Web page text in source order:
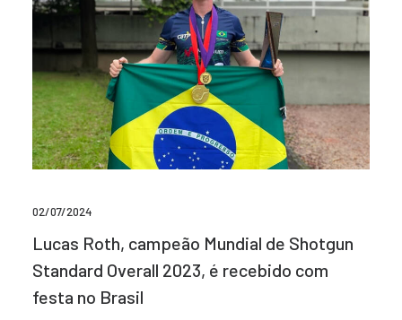
02/07/2024
Lucas Roth, campeão Mundial de Shotgun
Standard Overall 2023, é recebido com
festa no Brasil